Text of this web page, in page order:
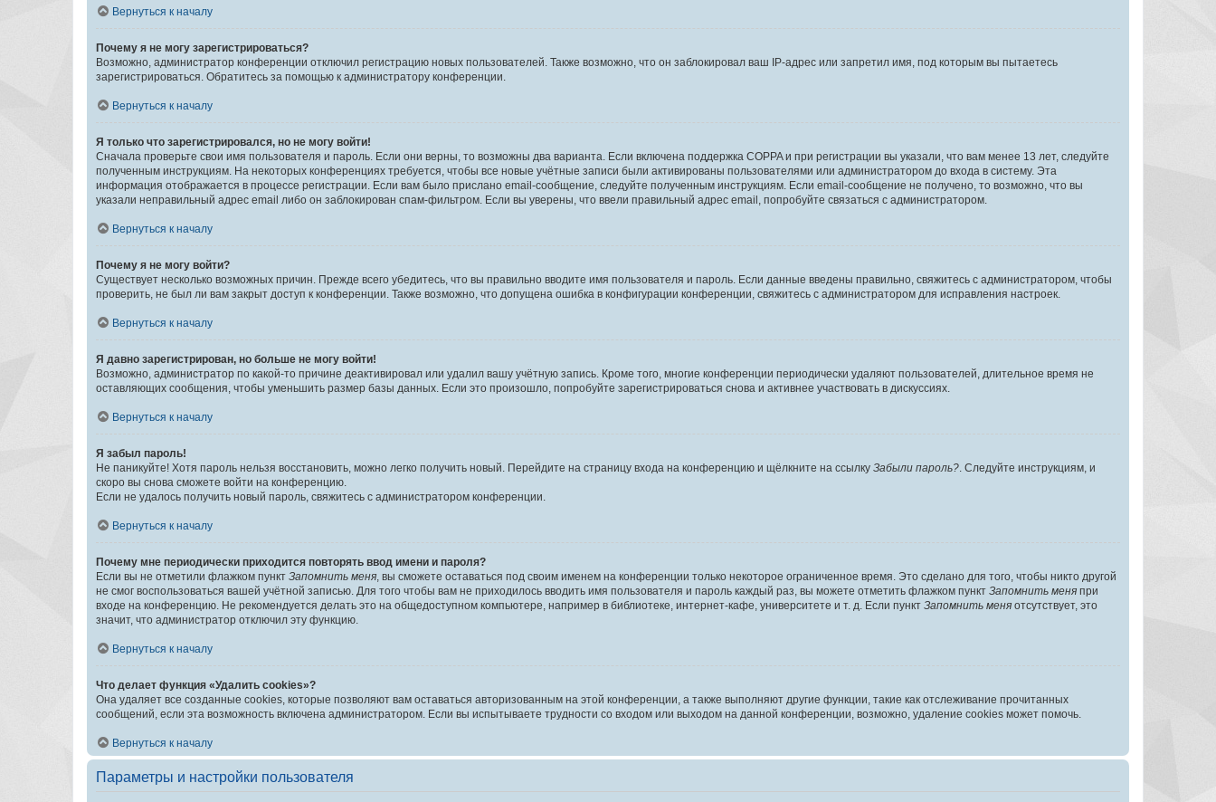
Вернуться к началу
Почему я не могу зарегистрироваться?
Возможно, администратор конференции отключил регистрацию новых пользователей. Также возможно, что он заблокировал ваш IP-адрес или запретил имя, под которым вы пытаетесь
зарегистрироваться. Обратитесь за помощью к администратору конференции.
Вернуться к началу
Я только что зарегистрировался, но не могу войти!
Сначала проверьте свои имя пользователя и пароль. Если они верны, то возможны два варианта. Если включена поддержка COPPA и при регистрации вы указали, что вам менее 13 лет, следуйте
полученным инструкциям. На некоторых конференциях требуется, чтобы все новые учётные записи были активированы пользователями или администратором до входа в систему. Эта
информация отображается в процессе регистрации. Если вам было прислано email-сообщение, следуйте полученным инструкциям. Если email-сообщение не получено, то возможно, что вы
указали неправильный адрес email либо он заблокирован спам-фильтром. Если вы уверены, что ввели правильный адрес email, попробуйте связаться с администратором.
Вернуться к началу
Почему я не могу войти?
Существует несколько возможных причин. Прежде всего убедитесь, что вы правильно вводите имя пользователя и пароль. Если данные введены правильно, свяжитесь с администратором, чтобы
проверить, не был ли вам закрыт доступ к конференции. Также возможно, что допущена ошибка в конфигурации конференции, свяжитесь с администратором для исправления настроек.
Вернуться к началу
Я давно зарегистрирован, но больше не могу войти!
Возможно, администратор по какой-то причине деактивировал или удалил вашу учётную запись. Кроме того, многие конференции периодически удаляют пользователей, длительное время не
оставляющих сообщения, чтобы уменьшить размер базы данных. Если это произошло, попробуйте зарегистрироваться снова и активнее участвовать в дискуссиях.
Вернуться к началу
Я забыл пароль!
Не паникуйте! Хотя пароль нельзя восстановить, можно легко получить новый. Перейдите на страницу входа на конференцию и щёлкните на ссылку Забыли пароль? . Следуйте инструкциям, и
скоро вы снова сможете войти на конференцию.
Если не удалось получить новый пароль, свяжитесь с администратором конференции.
Вернуться к началу
Почему мне периодически приходится повторять ввод имени и пароля?
Если вы не отметили флажком пункт Запомнить меня , вы сможете оставаться под своим именем на конференции только некоторое ограниченное время. Это сделано для того, чтобы никто другой
не смог воспользоваться вашей учётной записью. Для того чтобы вам не приходилось вводить имя пользователя и пароль каждый раз, вы можете отметить флажком пункт Запомнить меня при
входе на конференцию. Не рекомендуется делать это на общедоступном компьютере, например в библиотеке, интернет-кафе, университете и т. д. Если пункт Запомнить меня отсутствует, это
значит, что администратор отключил эту функцию.
Вернуться к началу
Что делает функция «Удалить cookies»?
Она удаляет все созданные cookies, которые позволяют вам оставаться авторизованным на этой конференции, а также выполняют другие функции, такие как отслеживание прочитанных
сообщений, если эта возможность включена администратором. Если вы испытываете трудности со входом или выходом на данной конференции, возможно, удаление cookies может помочь.
Вернуться к началу
Параметры и настройки пользователя